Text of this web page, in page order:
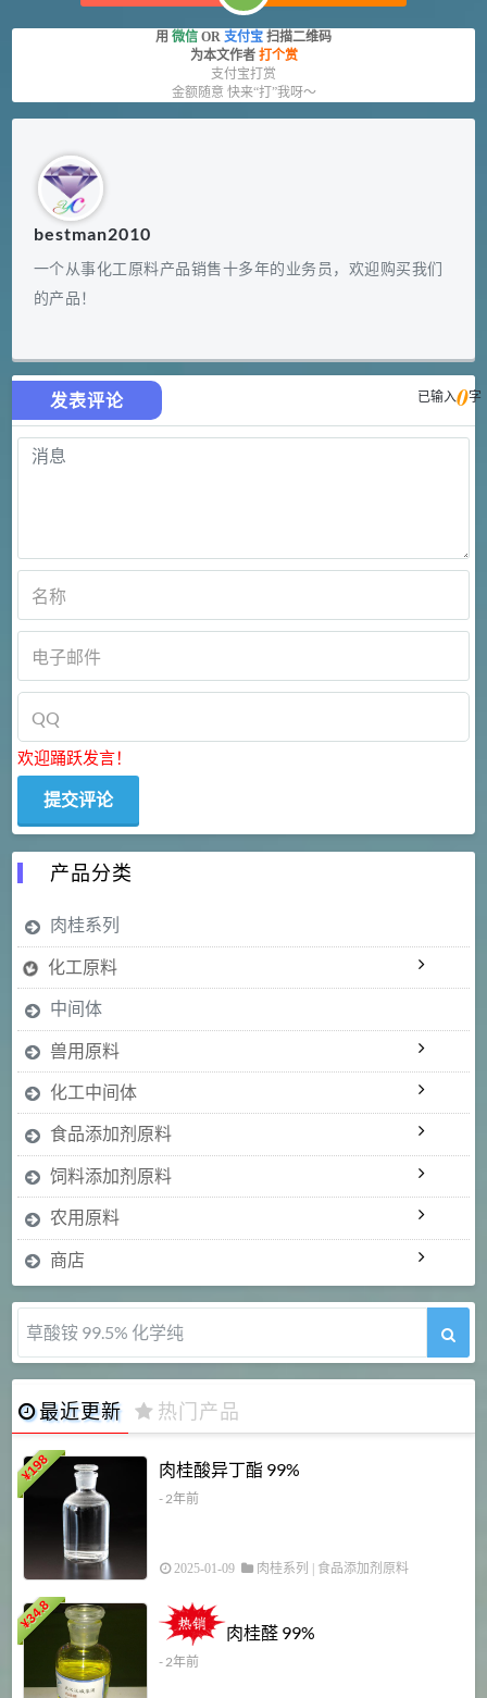
用 微信 OR 支付宝 扫描二维码
为本文作者 打个赏
支付宝打赏
金额随意 快来“打”我呀～
bestman2010
一个从事化工原料产品销售十多年的业务员，欢迎购买我们
的产品！
发表评论 已输入0字
欢迎踊跃发言！
产品分类
肉桂系列
化工原料
中间体
兽用原料
化工中间体
食品添加剂原料
饲料添加剂原料
农用原料
商店
5-甲氧基吲哚 98%
最近更新 热门产品
¥
198 肉桂酸异丁酯 99%
- 2年前
2025-01-09 肉桂系列 食品添加剂原料
¥
34.8
肉桂醛 99%
- 2年前